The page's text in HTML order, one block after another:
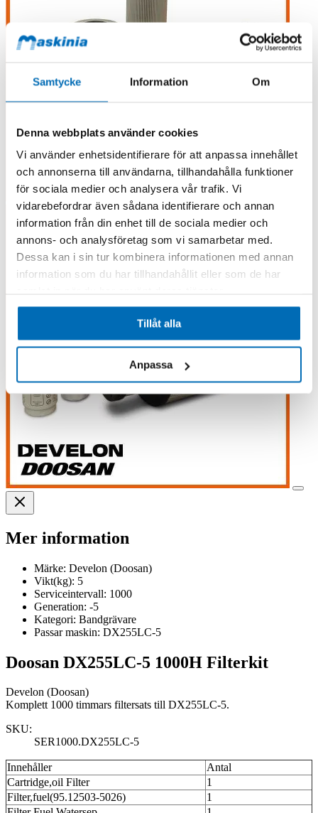
Samtycke Information Om
Denna webbplats använder cookies
Vi använder enhetsidentifierare för att anpassa innehållet
och annonserna till användarna, tillhandahålla funktioner
för sociala medier och analysera vår trafik. Vi
vidarebefordrar även sådana identifierare och annan
information från din enhet till de sociala medier och
annons- och analysföretag som vi samarbetar med.
Dessa kan i sin tur kombinera informationen med annan
information som du har tillhandahållit eller som de har
Tillåt alla
Anpassa
Mer information
Märke: Develon (Doosan)
Vikt(kg): 5
Serviceintervall: 1000
Generation: -5
Kategori: Bandgrävare
Passar maskin: DX255LC-5
Doosan DX255LC-5 1000H Filterkit
Develon (Doosan)
Komplett 1000 timmars filtersats till DX255LC-5.
SKU:
SER1000.DX255LC-5
Innehåller
Antal
Cartridge,oil Filter
1
Filter,fuel(95.12503-5026)
1